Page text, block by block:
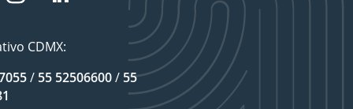
CDMX:
/ 55 52506600/ 55